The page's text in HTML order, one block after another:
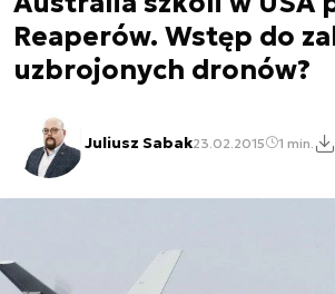
Reaperów. Wstęp do
uzbrojonych dronów?
Juliusz Sabak23.02.2015 1 min.